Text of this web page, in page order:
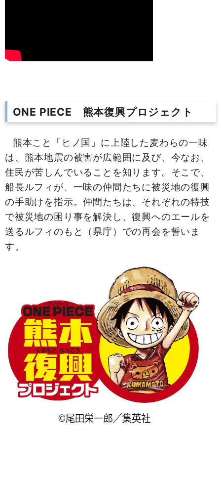
ONE PIECE 熊本復興プロジェクト
熊本こと「ヒノ国」に上陸した麦わらの一味
は、熊本地震の被害が広範囲に及び、今なお、
住民が苦しんでいることを知ります。そこで、
船長ルフィが、一味の仲間たちに被災地の復興
の手助けを指示。仲間たちは、それぞれの特技
で被災地の困り事を解決し、復興へのエールを
送るルフィのもと（県庁）での再会を誓いま
す。